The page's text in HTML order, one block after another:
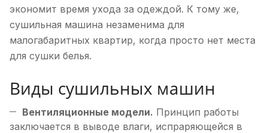
экономит время ухода за одеждой. К тому же,
сушильная машина незаменима для
малогабаритных квартир, когда просто нет места
для сушки белья.
Виды сушильных машин
Вентиляционные модели. Принцип работы
заключается в выводе влаги, испраряющейся в